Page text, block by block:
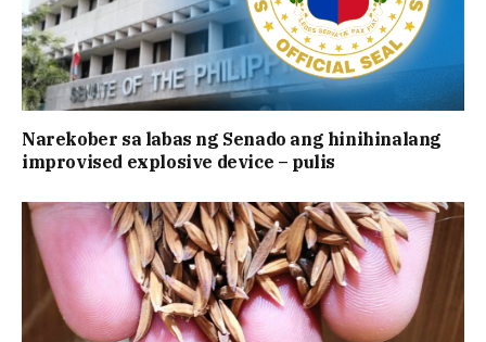
Narekober sa labas ng Senado ang hinihinalang
improvised explosive device – pulis